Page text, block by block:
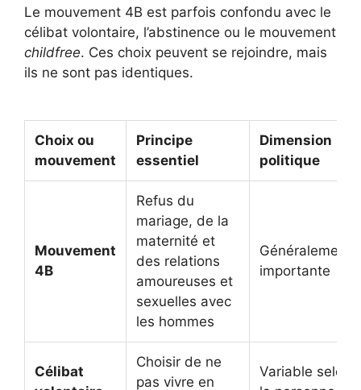
Le mouvement 4B est parfois confondu avec le
célibat volontaire, l’abstinence ou le mouvement
childfree. Ces choix peuvent se rejoindre, mais
ils ne sont pas identiques.
Choix ou
mouvement
Principe
essentiel
Dimension
politique
Mouvement
4B
Refus du
mariage, de la
maternité et
des relations
amoureuses et
sexuelles avec
les hommes
Généralement
importante
Célibat
Choisir de ne
pas vivre en
Variable selon